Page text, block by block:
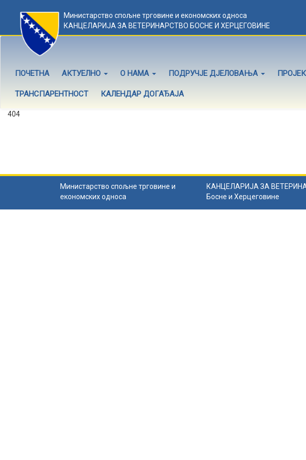
Министарство спољне трговине и економских односа
КАНЦЕЛАРИЈА ЗА ВЕТЕРИНАРСТВО БОСНЕ И ХЕРЦЕГОВИНЕ
ПОЧЕТНА АКТУЕЛНО О НАМА ПОДРУЧЈЕ ДЈЕЛОВАЊА
ТРАНСПАРЕНТНОСТ КАЛЕНДАР ДОГАЂАЈА
404
Министарство спољне трговине и
економских односа
КАНЦЕЛАРИЈА ЗА
Босне и Херцеговине